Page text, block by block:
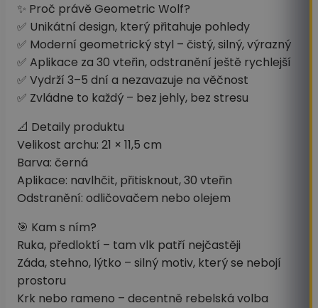
✨ Proč právě Geometric Wolf?
✅ Unikátní design, který přitahuje pohledy
✅ Moderní geometrický styl – čistý, silný, výrazný
✅ Aplikace za 30 vteřin, odstranění ještě rychlejší
✅ Vydrží 3–5 dní a nezavazuje na věčnost
✅ Zvládne to každý – bez jehly, bez stresu
📐 Detaily produktu
Velikost archu: 21 × 11,5 cm
Barva: černá
Aplikace: navlhčit, přitisknout, 30 vteřin
Odstranění: odličovačem nebo olejem
🎯 Kam s ním?
Ruka, předloktí – tam vlk patří nejčastěji
Záda, stehno, lýtko – silný motiv, který se nebojí
prostoru
Krk nebo rameno – decentně rebelská volba